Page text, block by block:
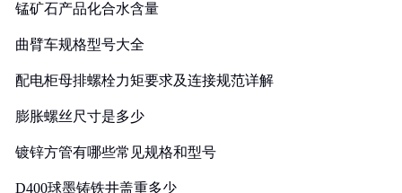
锰矿石产品化合水含量
曲臂车规格型号大全
配电柜母排螺栓力矩要求及连接规范详解
膨胀螺丝尺寸是多少
镀锌方管有哪些常见规格和型号
D400球墨铸铁井盖重多少